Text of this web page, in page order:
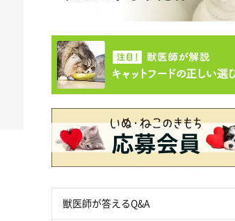
獣医師が答えるQ&A